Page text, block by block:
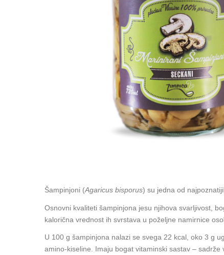
Šampinjoni (Agaricus bisporus) su jedna od
Osnovni kvaliteti šampinjona jesu njihova svarljivost,
kalorična vrednost ih svrstava u poželjne namirnice
U 100 g šampinjona nalazi se svega 22 kcal, oko 3 g
amino-kiseline. Imaju bogat vitaminski sastav –